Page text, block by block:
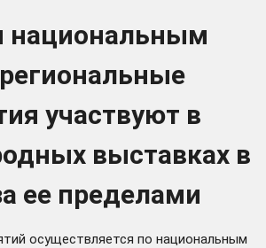
национальным
участвуют в
выставках в
ее пределами
осуществляется по национальным